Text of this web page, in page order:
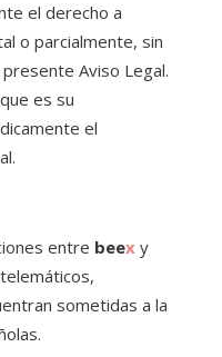
el derecho a
o parcialmente, sin
Aviso Legal.
es su
el
entre beexy
sometidas a la